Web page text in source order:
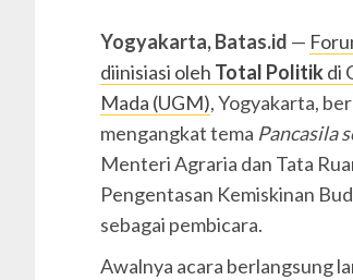
Yogyakarta, Batas.id —
diinisiasi oleh Total Politikdi
Mada (UGM), Yogyakarta,
mengangkat tema Pancasila
Menteri Agraria dan Tata
Pengentasan Kemiskinan
sebagai pembicara.
Awalnya acara berlangsung